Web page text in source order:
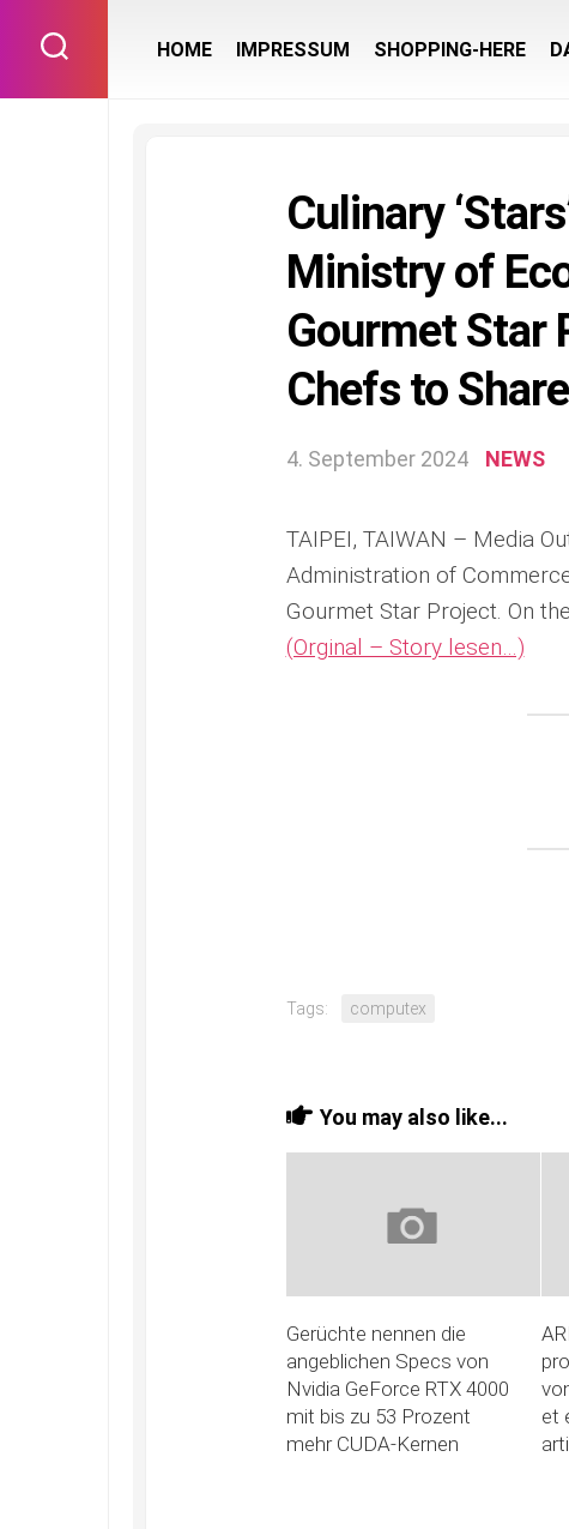
content
HOME IMPRESSUM SHOPPING-HERE
Culinary
Ministry of
Gourmet Star
Chefs to
4. September 2024 NEWS
TAIPEI, TAIWAN – Media
Administration of
Gourmet Star Project. On
(Orginal – Story lesen…)
Tags: computex
You may also like...
Gerüchte nennen die
angeblichen Specs von
Nvidia GeForce RTX 4000
mit bis zu 53 Prozent
mehr CUDA-Kernen
et